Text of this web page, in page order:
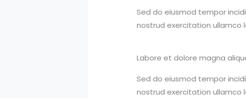
Sed do eiusmod tempor
nostrud exercitation ullamco
Labore et dolore magna
Sed do eiusmod tempor
nostrud exercitation ullamco